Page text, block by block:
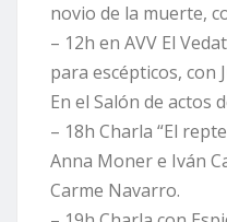
novio de la muerte,
– 12h en AVV El
para escépticos, con
En el Salón de actos
– 18h Charla “El
Anna Moner e Iván
Carme Navarro.